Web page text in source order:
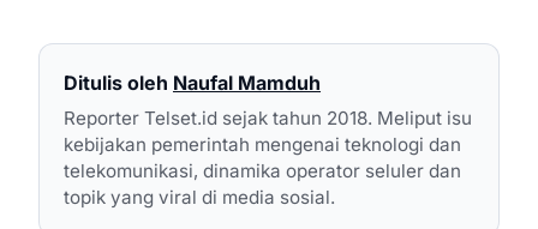
Ditulis oleh Naufal Mamduh
Reporter Telset.id sejak tahun 2018. Meliput isu
kebijakan pemerintah mengenai teknologi dan
telekomunikasi, dinamika operator seluler dan
topik yang viral di media sosial.